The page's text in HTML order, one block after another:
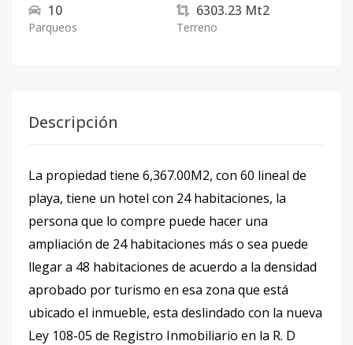
10
Parqueos
6303.23 Mt2
Terreno
Descripción
La propiedad tiene 6,367.00M2, con 60 lineal de
playa, tiene un hotel con 24 habitaciones, la
persona que lo compre puede hacer una
ampliación de 24 habitaciones más o sea puede
llegar a 48 habitaciones de acuerdo a la densidad
aprobado por turismo en esa zona que está
ubicado el inmueble, esta deslindado con la nueva
Ley 108-05 de Registro Inmobiliario en la R. D